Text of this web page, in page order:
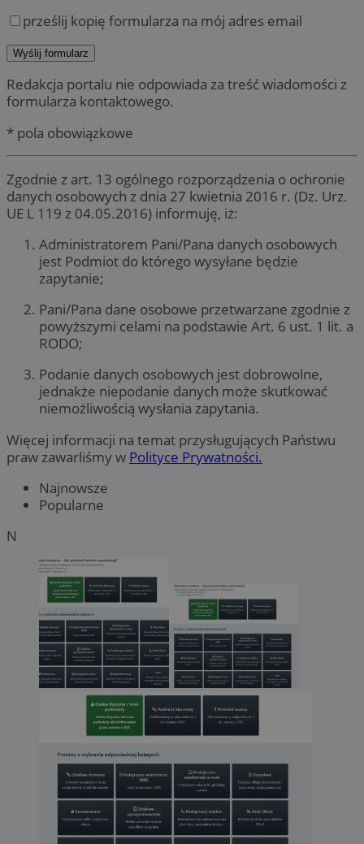
prześlij kopię formularza na mój adres email
Redakcja portalu nie odpowiada za treść wiadomości z
formularza kontaktowego.
* pola obowiązkowe
Zgodnie z art. 13 ogólnego rozporządzenia o ochronie
danych osobowych z dnia 27 kwietnia 2016 r. (Dz. Urz.
UE L 119 z 04.05.2016) informuję, iż:
Administratorem Pani/Pana danych osobowych
jest Podmiot do którego wysyłane będzie
zapytanie;
Pani/Pana dane osobowe przetwarzane zgodnie z
powyższymi celami na podstawie Art. 6 ust. 1 lit. a
RODO;
Podanie danych osobowych jest dobrowolne,
jednakże niepodanie danych może skutkować
niemożliwością wysłania zapytania.
Więcej informacji na temat przysługujących Państwu
praw zawarliśmy w Polityce Prywatności.
Najnowsze
Popularne
N